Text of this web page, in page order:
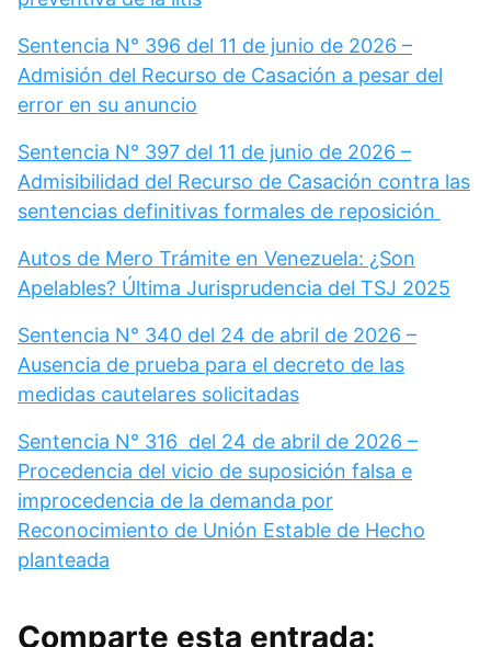
Sentencia N° 396 del 11 de junio de 2026 –
Admisión del Recurso de Casación a pesar del
error en su anuncio
Sentencia N° 397 del 11 de junio de 2026 –
Admisibilidad del Recurso de Casación contra las
sentencias definitivas formales de reposición
Autos de Mero Trámite en Venezuela: ¿Son
Apelables? Última Jurisprudencia del TSJ 2025
Sentencia N° 340 del 24 de abril de 2026 –
Ausencia de prueba para el decreto de las
medidas cautelares solicitadas
Sentencia N° 316 del 24 de abril de 2026 –
Procedencia del vicio de suposición falsa e
improcedencia de la demanda por
Reconocimiento de Unión Estable de Hecho
planteada
Comparte esta entrada: